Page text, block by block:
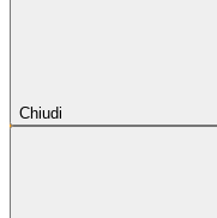
Chiudi